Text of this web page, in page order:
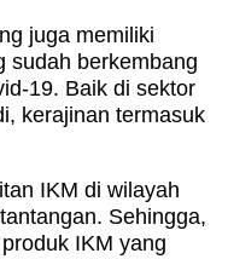
juga memiliki
sudah berkembang
19. Baik di sektor
kerajinan termasuk
IKM di wilayah
Sehingga,
IKM yang